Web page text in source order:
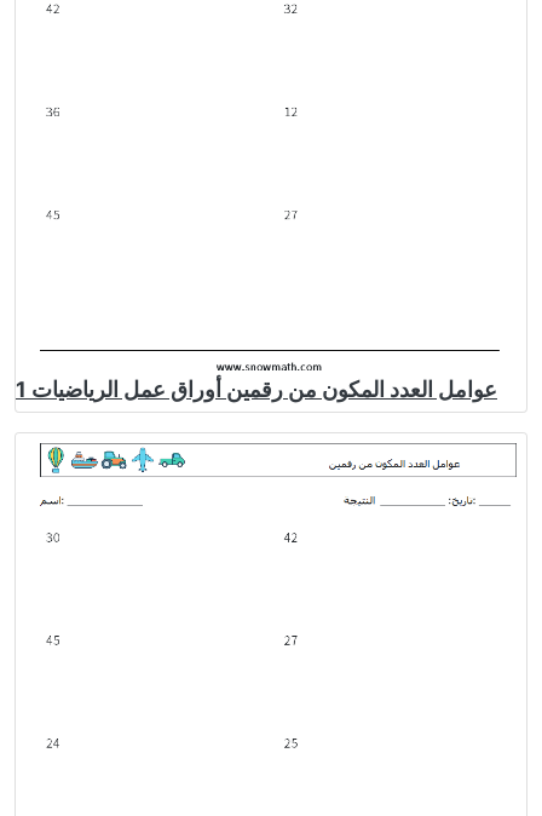
عوامل العدد المكون من رقمين أوراق عمل الرياضيات 1